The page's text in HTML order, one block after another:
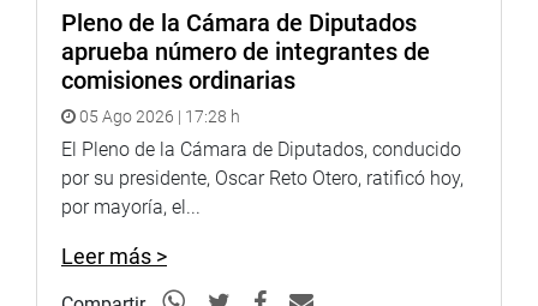
Pleno de la Cámara de Diputados
aprueba número de integrantes de
comisiones ordinarias
05 Ago 2026 | 17:28 h
El Pleno de la Cámara de Diputados, conducido
por su presidente, Oscar Reto Otero, ratificó hoy,
por mayoría, el...
Leer más >